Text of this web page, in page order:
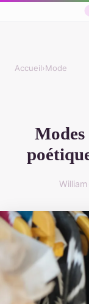
Accueil›Mode
William